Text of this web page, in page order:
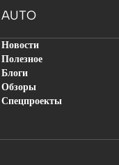
AUTO
Новости
Полезное
Блоги
Обзоры
Спецпроекты